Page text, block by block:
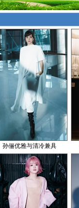
孙俪优雅与清冷兼具